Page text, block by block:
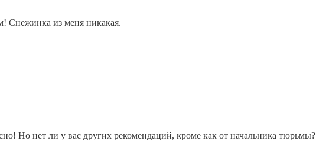
Снежинка из меня никакая.
Но нет ли у вас других рекомендаций, кроме как от начальника тюрьмы?